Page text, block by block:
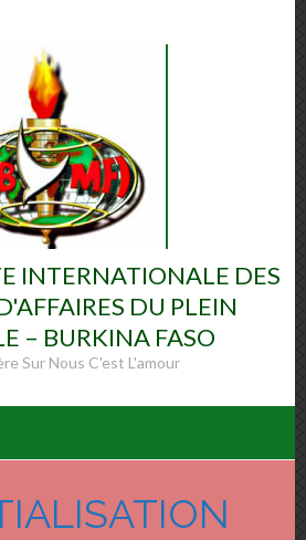
INTERNATIONALE DES
DU PLEIN
– BURKINA FASO
Sur Nous C'est L'amour